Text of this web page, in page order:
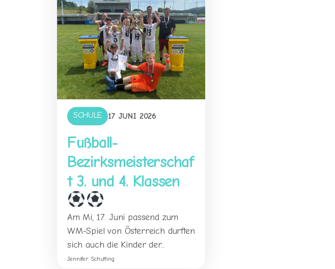
SCHULE 17 JUNI 2026
Fußball-
Bezirksmeisterschaf
t 3. und 4. Klassen
Am Mi, 17. Juni passend zum
WM-Spiel von Österreich durften
sich auch die Kinder der...
Jennifer Schutting